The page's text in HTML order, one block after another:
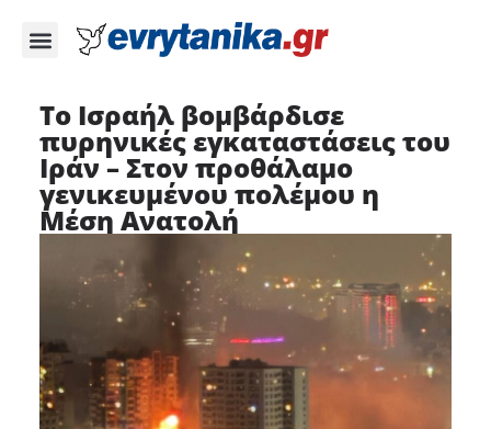
Το Ισραήλ βομβάρδισε
πυρηνικές εγκαταστάσεις του
Ιράν – Στον προθάλαμο
γενικευμένου πολέμου η
Μέση Ανατολή